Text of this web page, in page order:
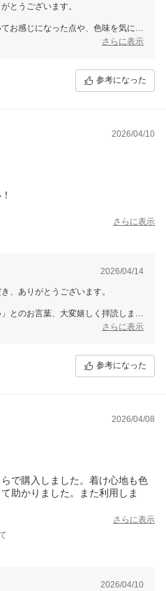
とうございます。
お感じになった点や、色味を気に入
さらに表示
参考になった
2026/04/10
さらに表示
2026/04/14
、ありがとうございます。
とのお言葉、大変嬉しく拝読しまし
持っていただけたこと、心より感謝
幸いです。またのお越しをお待ちし
さらに表示
参考になった
2026/04/08
で購入しました。着け心地も色
助かりました。また利用しま
さらに表示
2026/04/10